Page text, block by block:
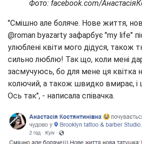
Фото: facebook.com/
"Смішно але боляче. Нове життя,
@roman byazarty зафарбує "my life"
улюблені квіти мого дідуся, також
сильно люблю! Так що, коли мені
засмучуюсь, бо для мене ця квітка
колючий, а також швидко вмирає, і
Ось так", - написала співачка.